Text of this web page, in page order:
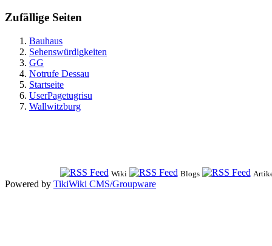
Zufällige Seiten
Bauhaus
Sehenswürdigkeiten
GG
Notrufe Dessau
Startseite
UserPagetugrisu
Wallwitzburg
Wiki Blogs
Powered by TikiWiki CMS/Groupware